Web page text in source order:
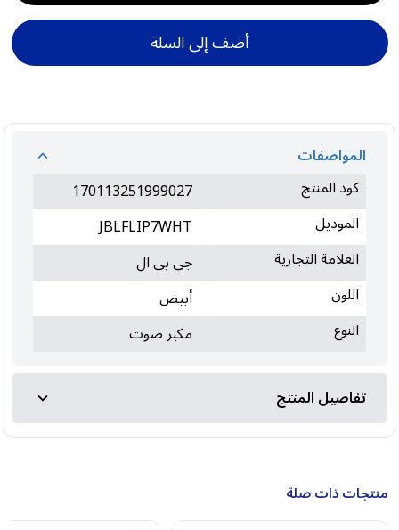
أضف إلى السلة
المواصفات
كود المنتج
170113251999027
الموديل
JBLFLIP7WHT
العلامة التجارية
جي بي ال
اللون
أبيض
النوع
مكبر صوت
تفاصيل المنتج
منتجات ذات صلة